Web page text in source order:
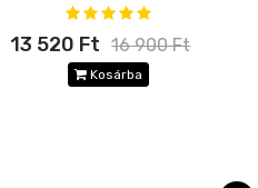
13 520 Ft 16 900 Ft
Kosárba